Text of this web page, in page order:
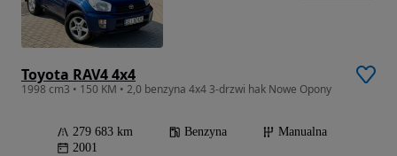
Toyota RAV4 4x4
1998 cm3 • 150 KM • 2,0 benzyna 4x4 3-drzwi hak Nowe Opony
279 683 km Benzyna
Manualna
2001